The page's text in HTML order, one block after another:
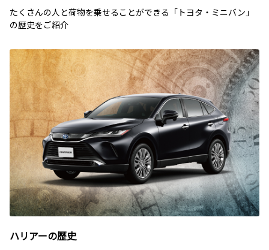
たくさんの人と荷物を乗せることができる「トヨタ・ミニバン」
の歴史をご紹介
ハリアーの歴史